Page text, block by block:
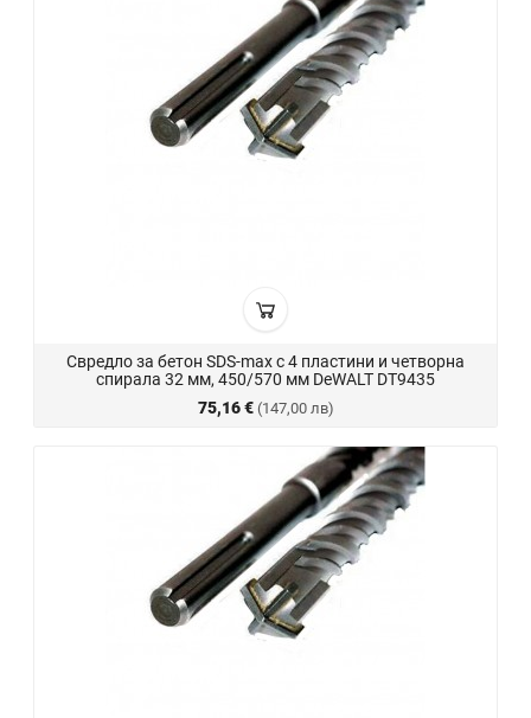
Свредло за бетон SDS-max с 4 пластини и четворна
спирала 32 мм, 450/570 мм DeWALT DT9435
75,16 € (147,00 лв)